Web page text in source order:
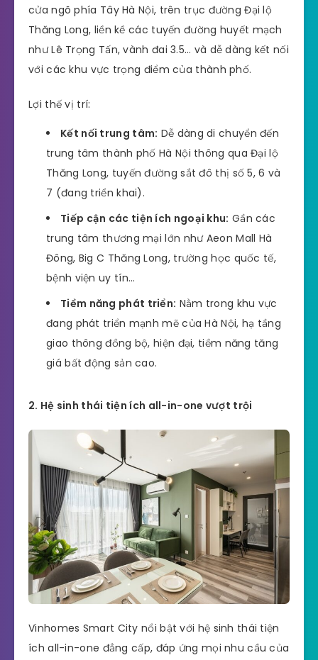
cửa ngõ phía Tây Hà Nội, trên trục đường Đại lộ
Thăng Long, liền kề các tuyến đường huyết mạch
như Lê Trọng Tấn, vành đai 3.5… và dễ dàng kết nối
với các khu vực trọng điểm của thành phố.
Lợi thế vị trí:
Kết nối trung tâm: Dễ dàng di chuyển đến
trung tâm thành phố Hà Nội thông qua Đại lộ
Thăng Long, tuyến đường sắt đô thị số 5, 6 và
7 (đang triển khai).
Tiếp cận các tiện ích ngoại khu: Gần các
trung tâm thương mại lớn như Aeon Mall Hà
Đông, Big C Thăng Long, trường học quốc tế,
bệnh viện uy tín…
Tiềm năng phát triển: Nằm trong khu vực
đang phát triển mạnh mẽ của Hà Nội, hạ tầng
giao thông đồng bộ, hiện đại, tiềm năng tăng
giá bất động sản cao.
2. Hệ sinh thái tiện ích all-in-one vượt trội
Vinhomes Smart City nổi bật với hệ sinh thái tiện
ích all-in-one đẳng cấp, đáp ứng mọi nhu cầu của